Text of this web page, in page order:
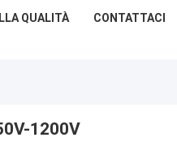
QUALITÀ CONTATTACI
1200V